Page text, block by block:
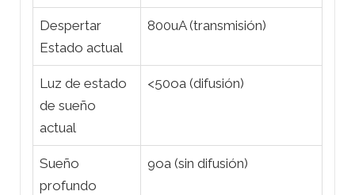
Despertar
Estado actual
800uA (transmisión)
Luz de estado
de sueño
actual
<50oa (difusión)
Sueño
profundo
9oa (sin difusión)